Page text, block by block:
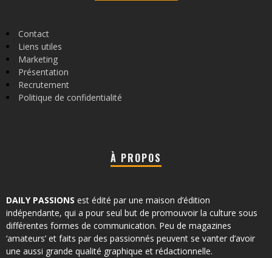
Contact
Liens utiles
Marketing
Présentation
Recrutement
Politique de confidentialité
À PROPOS
DAILY PASSIONS est édité par une maison d’édition
indépendante, qui a pour seul but de promouvoir la culture sous
différentes formes de communication. Peu de magazines
‘amateurs’ et faits par des passionnés peuvent se vanter d’avoir
une aussi grande qualité graphique et rédactionnelle.